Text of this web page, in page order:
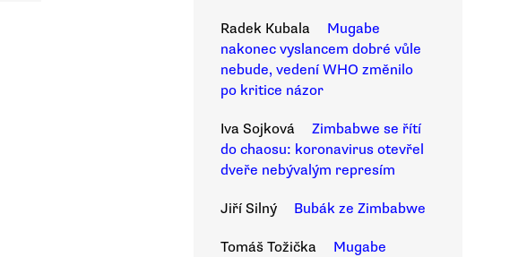
Radek Kubala
Mugabe
nakonec vyslancem dobré vůle
nebude, vedení WHO změnilo
po kritice názor
Iva Sojková
Zimbabwe se řítí
do chaosu: koronavirus otevřel
dveře nebývalým represím
Jiří Silný Bubák ze Zimbabwe
Tomáš Tožička
Mugabe